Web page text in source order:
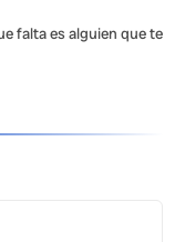
falta es alguien que te